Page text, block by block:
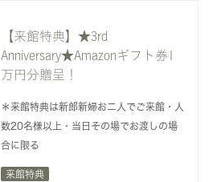
【来館特典】★3rd
Anniversary★Amazonギフト券1
万円分贈呈！
＊来館特典は新郎新婦お二人でご来館・人
数20名様以上・当日その場でお渡しの場
合に限る
来館特典